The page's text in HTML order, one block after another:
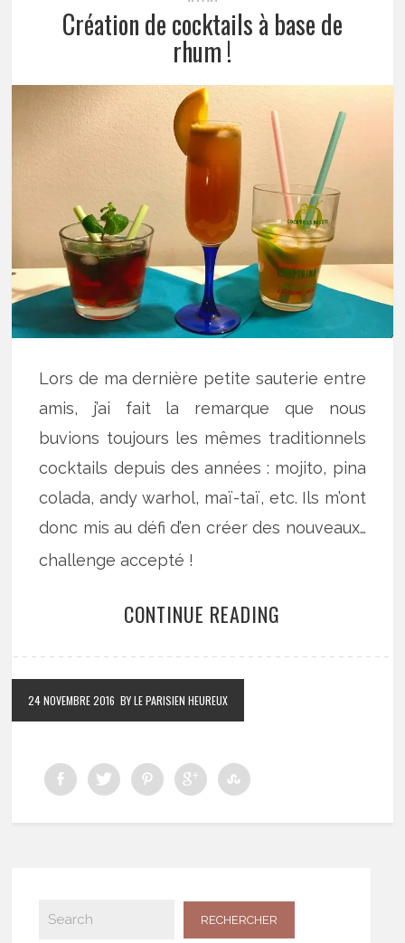
Création de cocktails à base de
rhum !
Lors de ma dernière petite sauterie entre
amis, j’ai fait la remarque que nous
buvions toujours les mêmes traditionnels
cocktails depuis des années : mojito, pina
colada, andy warhol, maï-taï, etc. Ils m’ont
donc mis au défi d’en créer des nouveaux…
challenge accepté !
CONTINUE READING
24 NOVEMBRE 2016 BY LE PARISIEN HEUREUX